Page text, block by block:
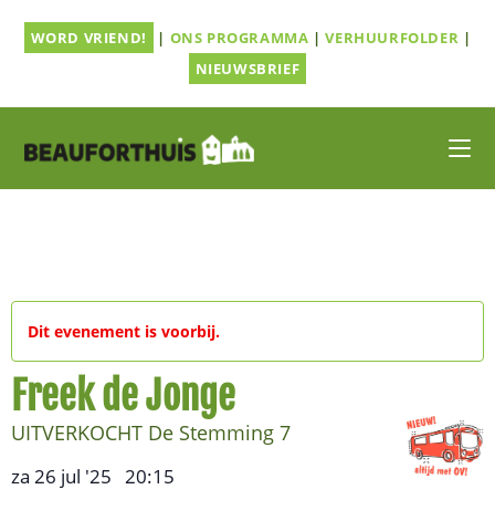
naarWORD VRIEND! | ONS PROGRAMMA |VERHUURFOLDER |
NIEUWSBRIEF
Dit evenement is voorbij.
Freek de Jonge
UITVERKOCHT De Stemming 7
za 26 jul '25 20:15